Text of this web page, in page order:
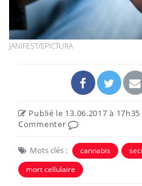
JANIFEST/EPICTURA
Publié le 13.06.2017 à 17h35
Commenter
Mots clés : cannabis
mort cellulaire